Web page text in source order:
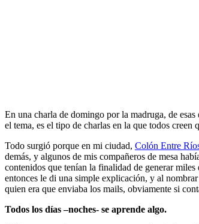
En una charla de domingo por la madruga, de
el tema, es el tipo de charlas en la que todos creen
Todo surgió porque en mi ciudad, Colón Entre
demás, y algunos de mis compañeros de mesa
contenidos que tenían la finalidad de generar
entonces le di una simple explicación, y al
quien era que enviaba los mails, obviamente si
Todos los días –noches- se aprende algo.